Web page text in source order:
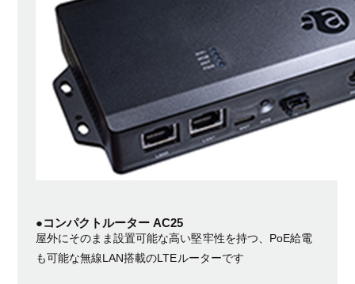
●コンパクトルーター AC25
屋外にそのまま設置可能な高い堅牢性を持つ、PoE給電
も可能な無線LAN搭載のLTEルーターです